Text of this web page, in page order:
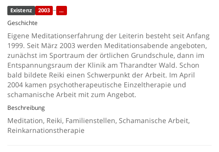
Existenz 2003 – ...
Geschichte
Eigene Meditationserfahrung der Leiterin besteht seit Anfang
1999. Seit März 2003 werden Meditationsabende angeboten,
zunächst im Sportraum der örtlichen Grundschule, dann im
Entspannungsraum der Klinik am Tharandter Wald. Schon
bald bildete Reiki einen Schwerpunkt der Arbeit. Im April
2004 kamen psychotherapeutische Einzeltherapie und
schamanische Arbeit mit zum Angebot.
Beschreibung
Meditation, Reiki, Familienstellen, Schamanische Arbeit,
Reinkarnationstherapie